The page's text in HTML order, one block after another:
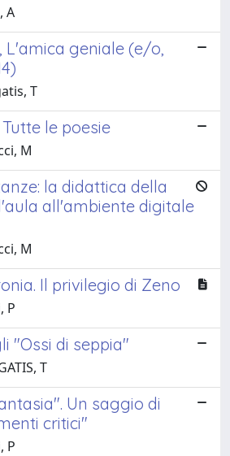
A
L'amica geniale (e/o,
T
le poesie
M
la didattica della
all'ambiente digitale
M
Il privilegio di Zeno
P
"Ossi di seppia"
T
Un saggio di
critici"
P